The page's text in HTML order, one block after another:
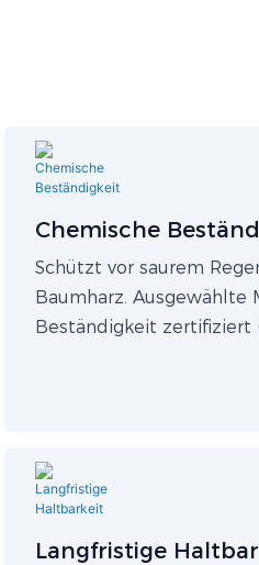
Chemische
Schützt vor saurem
Baumharz. Ausgewählte
Beständigkeit zertifiziert
Langfristige